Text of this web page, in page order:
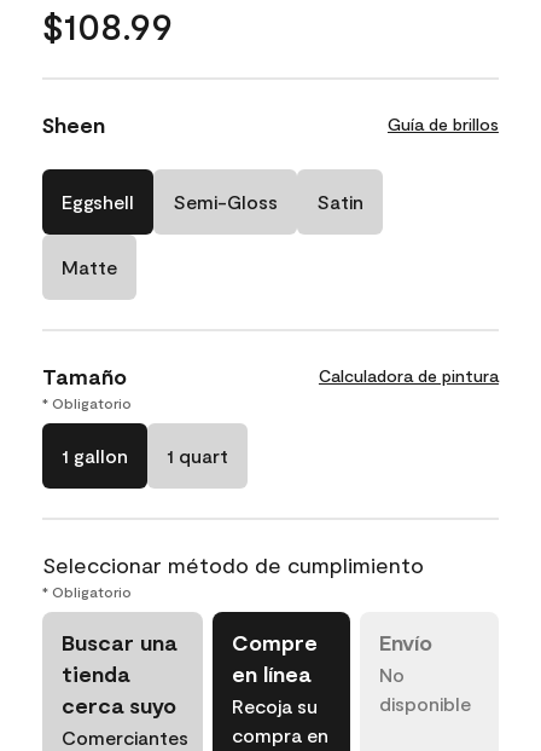
$108.99
Sheen Guía de brillos
Eggshell Semi-Gloss Satin
Matte
Tamaño Calculadora de pintura
* Obligatorio
1 gallon 1 quart
Seleccionar método de cumplimiento
* Obligatorio
Buscar una
tienda
cerca suyo
Comerciantes
Compre
en línea
Recoja su
compra en
Envío
No
disponible